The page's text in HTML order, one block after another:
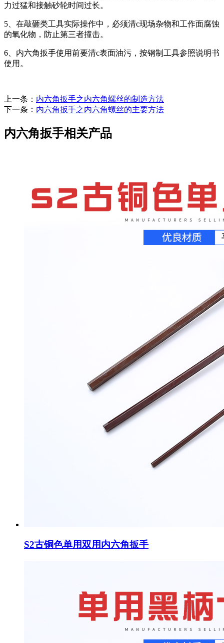
力过猛和接触砂轮时间过长。
5、在敲砸类工具实际操作中，必须清c现场杂物和工作面腐蚀
的氧化物，防止第三者撞击。
6、内六角扳手使用前要清c表面油污，按钢制工具参照说明书
使用。
上一条： 内六角扳手之内六角螺丝的制造方法
下一条： 内六角扳手之内六角螺丝的主要方法
内六角扳手相关产品
S2古铜色单用双用内六角扳手